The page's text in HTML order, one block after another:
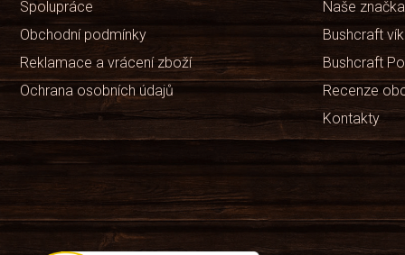
Spolupráce
Obchodní podmínky
Reklamace a vrácení zboží
Ochrana osobních údajů
Naše
Bushcraft
Bushcraft
Recenze
Kontakty